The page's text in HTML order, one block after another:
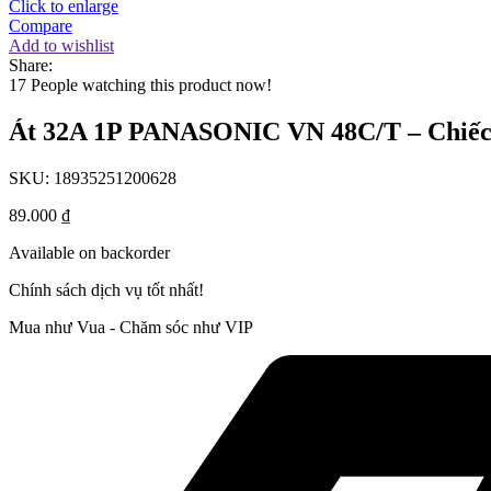
Click to enlarge
Compare
Add to wishlist
Share:
17 People watching this product now!
Át 32A 1P PANASONIC VN 48C/T – Chiếc
SKU: 18935251200628
89.000 ₫
Available on backorder
Chính sách dịch vụ tốt nhất!
Mua như Vua - Chăm sóc như VIP